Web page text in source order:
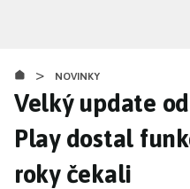
obsahu
> NOVINKY
Velký update
Play dostal
roky čekali